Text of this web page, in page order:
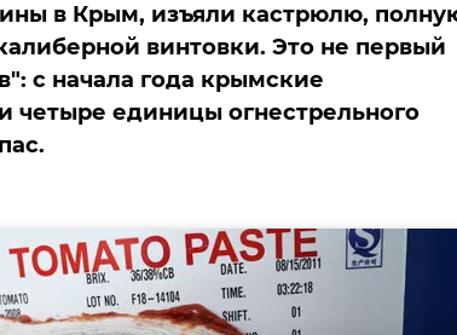
в Крым, изъяли кастрюлю,
винтовки. Это не первый
с начала года крымские
четыре единицы огнестрельного